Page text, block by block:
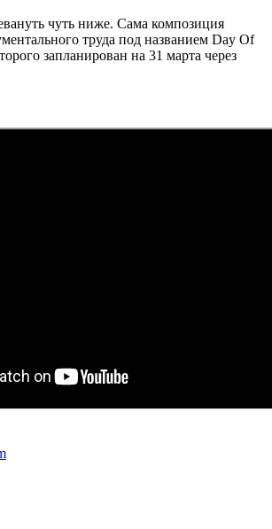
чуть ниже. Сама композиция
труда под названием Day Of
запланирован на 31 марта через